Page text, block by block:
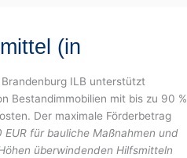
(in
ILB unterstützt
Bestandimmobilien mit bis zu 90 %
Der maximale Förderbetrag
EUR für bauliche Maßnahmen und
überwindenden Hilfsmitteln